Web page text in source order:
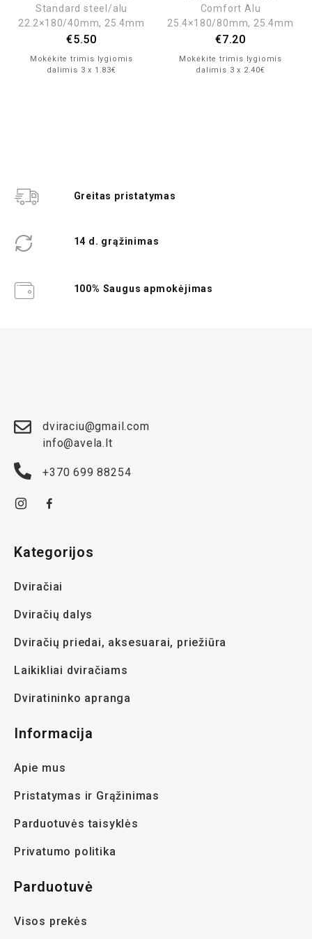
Standard steel/alu
22.2×180/40mm, 25.4mm
€5.50
Mokėkite trimis lygiomis
dalimis 3 x 1.83€
Comfort Alu
25.4×180/80mm, 25.4mm
€7.20
Mokėkite trimis lygiomis
dalimis 3 x 2.40€
Greitas pristatymas
14 d. grąžinimas
100% Saugus apmokėjimas
dviraciu@gmail.com
info@avela.lt
+370 699 88254
Kategorijos
Dviračiai
Dviračių dalys
Dviračių priedai, aksesuarai, priežiūra
Laikikliai dviračiams
Dviratininko apranga
Informacija
Apie mus
Pristatymas ir Grąžinimas
Parduotuvės taisyklės
Privatumo politika
Parduotuvė
Visos prekės